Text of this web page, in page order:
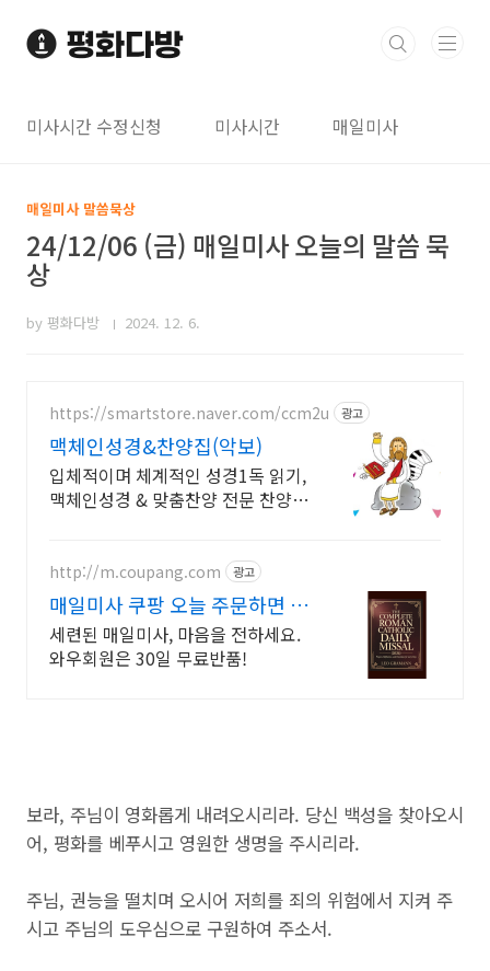
미사시간 수정신청 미사시간 매일미사
매일미사 말씀묵상
24/12/06 (금) 매일미사 오늘의 말씀 묵
상
by 평화다방 2024. 12. 6.
https://smartstore.naver.com/ccm2u 광고
맥체인성경&찬양집(악보)
입체적이며 체계적인 성경1독 읽기,
맥체인성경 & 맞춤찬양 전문 찬양집
http://m.coupang.com 광고
매일미사 쿠팡 오늘 주문하면 내
일 도착
세련된 매일미사, 마음을 전하세요.
와우회원은 30일 무료반품!
보라, 주님이 영화롭게 내려오시리라. 당신 백성을 찾아오시
어, 평화를 베푸시고 영원한 생명을 주시리라.
주님, 권능을 떨치며 오시어 저희를 죄의 위험에서 지켜 주
시고 주님의 도우심으로 구원하여 주소서.